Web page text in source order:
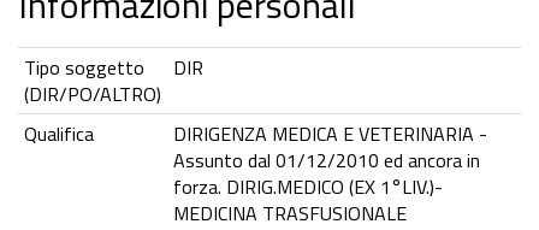
Tipo soggetto
(DIR/PO/ALTRO)
DIR
Qualifica
DIRIGENZA MEDICA E VETERINARIA -
Assunto dal 01/12/2010 ed ancora in
forza. DIRIG.MEDICO (EX 1°LIV.)-
MEDICINA TRASFUSIONALE